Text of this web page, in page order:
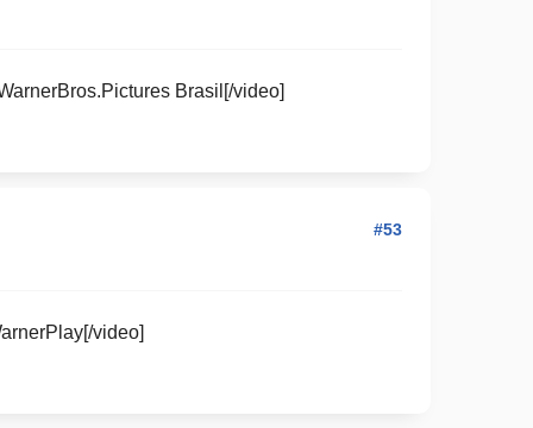
Brasil[/video]
#53
video]